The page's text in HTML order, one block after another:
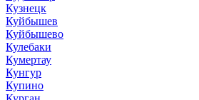
Кузнецк
Куйбышев
Куйбышево
Кулебаки
Кумертау
Кунгур
Купино